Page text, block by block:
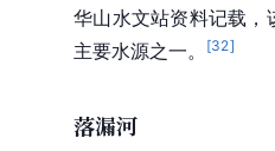
华山水文站资料记载
主要水源之一。
[32]
落漏河